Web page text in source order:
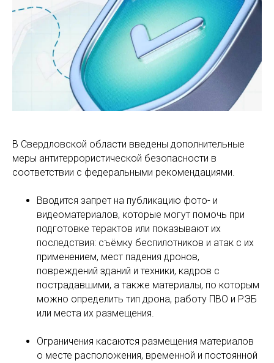
В Свердловской области введены дополнительные
меры антитеррористической безопасности в
соответствии с федеральными рекомендациями.
Вводится запрет на публикацию фото- и
видеоматериалов, которые могут помочь при
подготовке терактов или показывают их
последствия: съёмку беспилотников и атак с их
применением, мест падения дронов,
повреждений зданий и техники, кадров с
пострадавшими, а также материалы, по которым
можно определить тип дрона, работу ПВО и РЭБ
или места их размещения.
Ограничения касаются размещения материалов
о месте расположения, временной и постоянной